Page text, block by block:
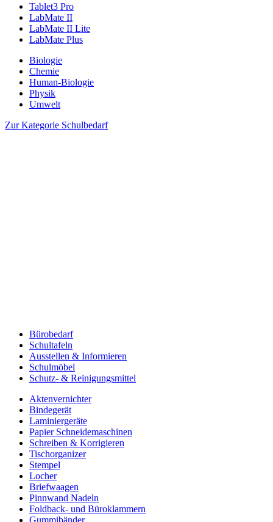
Tablet3 Pro
LabMate II
LabMate II Lite
LabMate Plus
Biologie
Chemie
Human-Biologie
Physik
Umwelt
Zur Kategorie Schulbedarf
Bürobedarf
Schultafeln
Ausstellen & Informieren
Schulmöbel
Schutz- & Reinigungsmittel
Aktenvernichter
Bindegerät
Laminiergeräte
Papier Schneidemaschinen
Schreiben & Korrigieren
Tischorganizer
Stempel
Locher
Briefwaagen
Pinnwand Nadeln
Foldback- und Büroklammern
Gummibänder